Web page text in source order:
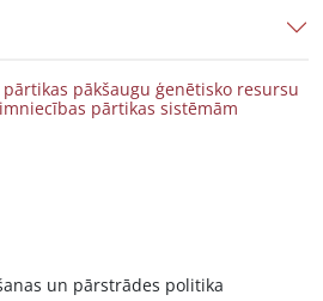
pākšaugu ģenētisko resursu
pārtikas sistēmām
un pārstrādes politika